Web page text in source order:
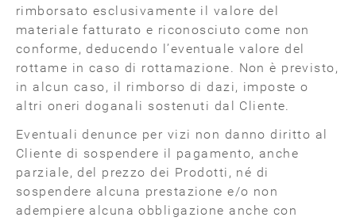
rimborsato esclusivamente il valore del
materiale fatturato e riconosciuto come non
conforme, deducendo l’eventuale valore del
rottame in caso di rottamazione. Non è previsto,
in alcun caso, il rimborso di dazi, imposte o
altri oneri doganali sostenuti dal Cliente.
Eventuali denunce per vizi non danno diritto al
Cliente di sospendere il pagamento, anche
parziale, del prezzo dei Prodotti, né di
sospendere alcuna prestazione e/o non
adempiere alcuna obbligazione anche con